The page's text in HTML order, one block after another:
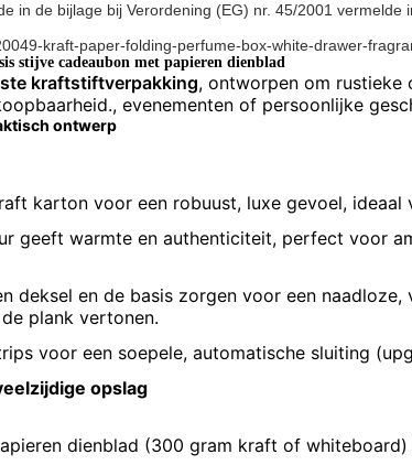
in de bijlage bij Verordening (EG) nr. 45/2001 vermelde
kraft-paper-folding-perfume-box-white-drawer-
stijve cadeaubon met papieren dienblad
kraftstiftverpakking, ontworpen om rustieke
evenementen of persoonlijke
ontwerp
karton voor een robuust, luxe gevoel,
geeft warmte en authenticiteit, perfect voor
deksel en de basis zorgen voor een
plank vertonen.
voor een soepele, automatische sluiting
opslag
dienblad (300 gram kraft of